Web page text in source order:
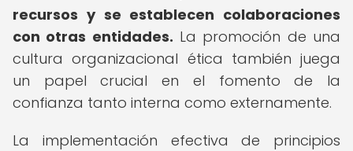
recursos y se establecen colaboraciones
con otras entidades. La promoción de una
cultura organizacional ética también juega
un papel crucial en el fomento de la
confianza tanto interna como externamente.
La implementación efectiva de principios